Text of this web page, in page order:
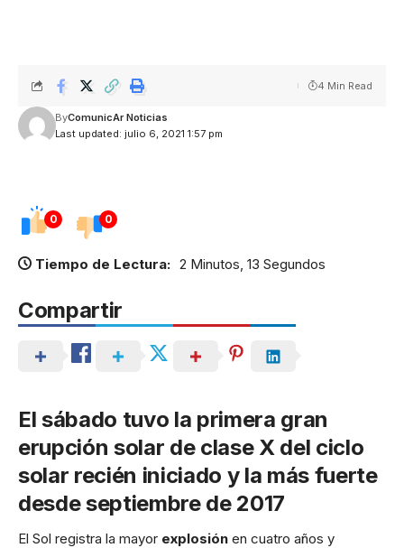
Last updated: julio 6, 2021 1:57 pm
ByComunicAr Noticias
4 Min Read
0 0
Tiempo de Lectura: 2 Minutos, 13 Segundos
Compartir
El sábado tuvo la primera gran
erupción solar de clase X del ciclo
solar recién iniciado y la más fuerte
desde septiembre de 2017
El Sol registra la mayor explosión en cuatro años y